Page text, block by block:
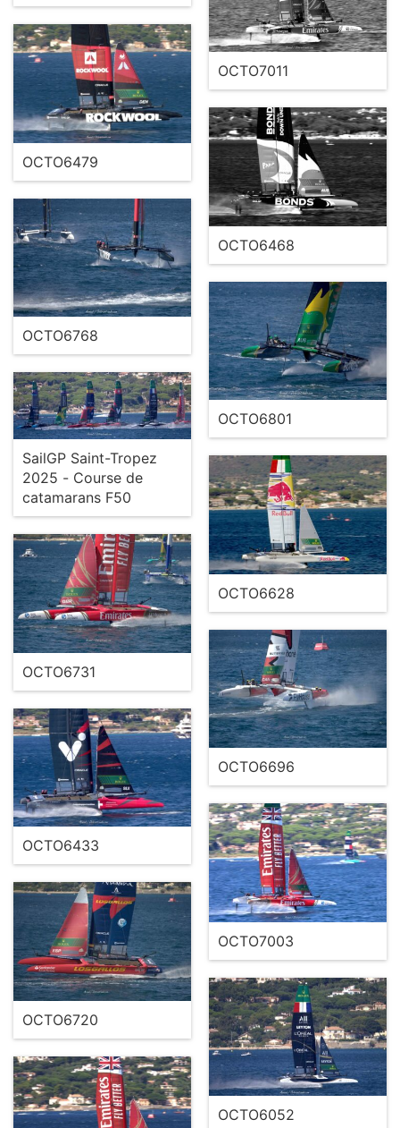
OCTO7011
OCTO6479
OCTO6468
OCTO6768
OCTO6801
SailGP Saint-Tropez
2025 - Course de
catamarans F50
OCTO6628
OCTO6731
OCTO6696
OCTO6433
OCTO7003
OCTO6720
OCTO6052